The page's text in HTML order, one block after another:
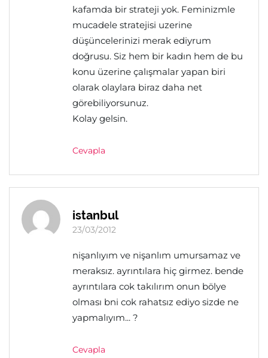
kafamda bir strateji yok. Feminizmle
mucadele stratejisi uzerine
düşüncelerinizi merak ediyrum
doğrusu. Siz hem bir kadın hem de bu
konu üzerine çalışmalar yapan biri
olarak olaylara biraz daha net
görebiliyorsunuz.
Kolay gelsin.
Cevapla
istanbul
23/03/2012
nişanlıyım ve nişanlım umursamaz ve
meraksız. ayrıntılara hiç girmez. bende
ayrıntılara cok takılırım onun bölye
olması bni cok rahatsız ediyo sizde ne
yapmalıyım... ?
Cevapla